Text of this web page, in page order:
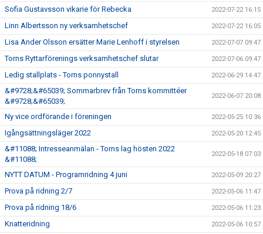
Sofia Gustavsson vikarie för Rebecka 2022-07-22 16:15
Linn Albertsson ny verksamhetschef 2022-07-22 16:05
Lisa Ander Olsson ersätter Marie Lenhoff i styrelsen 2022-07-07 09:47
Torns Ryttarförenings verksamhetschef slutar 2022-07-06 09:47
Ledig stallplats - Torns ponnystall 2022-06-29 14:47
&#9728;&#65039; Sommarbrev från Torns kommittéer
&#9728;&#65039;
2022-06-07 20:08
Ny vice ordförande i föreningen 2022-05-25 10:36
Igångsättningsläger 2022 2022-05-20 12:45
&#11088; Intresseanmälan - Torns lag hösten 2022
&#11088;
2022-05-18 07:03
NYTT DATUM - Programridning 4 juni 2022-05-09 20:27
Prova på ridning 2/7 2022-05-06 11:47
Prova på ridning 18/6 2022-05-06 11:23
Knatteridning 2022-05-06 10:57